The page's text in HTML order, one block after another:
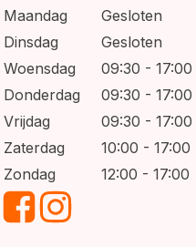
Maandag
Gesloten
Dinsdag
Gesloten
Woensdag
09:30 - 17:00
Donderdag
09:30 - 17:00
Vrijdag
09:30 - 17:00
Zaterdag
10:00 - 17:00
Zondag
12:00 - 17:00